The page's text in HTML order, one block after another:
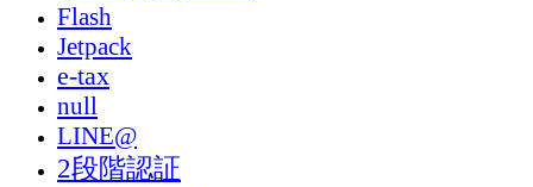
Flash
Jetpack
e-tax
null
LINE@
2段階認証